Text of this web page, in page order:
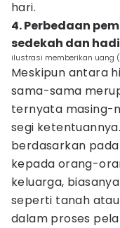
hari.
4. Perbedaan
sedekah dan
ilustrasi memberikan uang
Meskipun antara
sama-sama
ternyata masing-
segi
berdasarkan
kepada orang-
keluarga,
seperti tanah
dalam proses